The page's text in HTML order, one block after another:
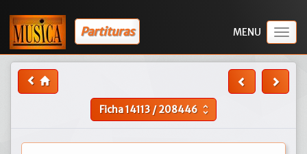
Partituras
Ficha14113/208446 unfold_more